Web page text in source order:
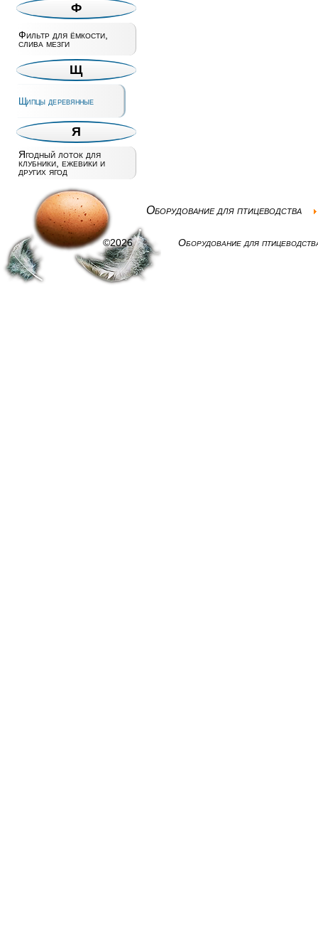
Ф
Фильтр для ёмкости,
слива мезги
Щ
Щипцы деревянные
Я
Ягодный лоток для
клубники, ежевики и
других ягод
Оборудование для птицеводства
©2026 Оборудование для